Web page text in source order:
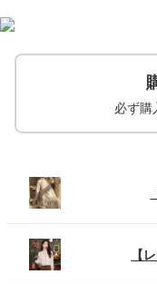
必ず購
【